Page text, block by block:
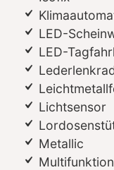
LED-
LED-
Lichtsensor
Metallic